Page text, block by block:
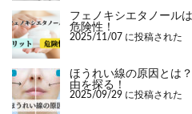
フェノキシエタノール
危険性！
2025/11/07 に投稿された
ほうれい線の原因とは
由を探る！
2025/09/29 に投稿された